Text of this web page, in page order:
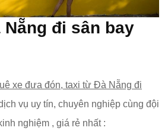
đi sân bay
xe đưa đón, taxi từ Đà Nẵng đi
vụ uy tín, chuyên nghiệp cùng đội
nghiệm , giá rẻ nhất :